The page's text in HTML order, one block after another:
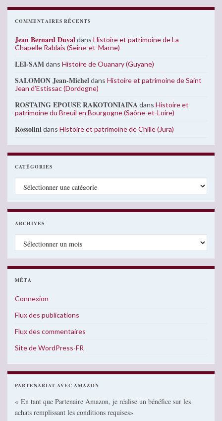
COMMENTAIRES RÉCENTS
Jean Bernard Duvaldans Histoire et patrimoine de La
Chapelle Rablais (Seine-et-Marne)
LEI-SAMdans Histoire de Ouanary (Guyane)
SALOMON Jean-Micheldans Histoire et patrimoine de Saint
Jean d’Estissac (Dordogne)
ROSTAING EPOUSE RAKOTONIAINAdans Histoire et
patrimoine du Breuil en Bourgogne (Saône-et-Loire)
Rossolinidans Histoire et patrimoine de Chille (Jura)
CATÉGORIES
Catégories
ARCHIVES
Archives
MÉTA
Connexion
Flux des publications
Flux des commentaires
Site de WordPress-FR
PARTENARIAT AVEC AMAZON
« En tant que Partenaire Amazon, je réalise un bénéfice sur les
achats remplissant les conditions requises»